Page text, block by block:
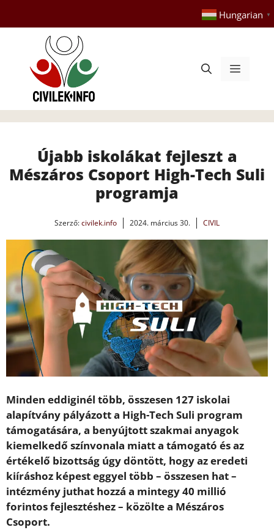
tartalomba
Hungarian ▼
Menü
Újabb iskolákat fejleszt a
Mészáros Csoport High-Tech Suli
programja
Szerző:civilek.info 2024. március 30. CIVIL
Minden eddiginél több, összesen 127 iskolai
alapítvány pályázott a High-Tech Suli program
támogatására, a benyújtott szakmai anyagok
kiemelkedő színvonala miatt a támogató és az
értékelő bizottság úgy döntött, hogy az eredeti
kiíráshoz képest eggyel több – összesen hat –
intézmény juthat hozzá a mintegy 40 millió
forintos fejlesztéshez – közölte a Mészáros
Csoport.